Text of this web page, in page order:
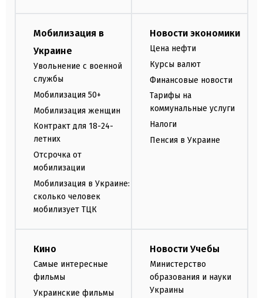
Мобилизация в
Украине
Увольнение с военной
службы
Мобилизация 50+
Мобилизация женщин
Контракт для 18-24-
летних
Отсрочка от
мобилизации
Мобилизация в Украине:
сколько человек
мобилизует ТЦК
Новости экономики
Цена нефти
Курсы валют
Финансовые новости
Тарифы на
коммунальные услуги
Налоги
Пенсия в Украине
Кино
Самые интересные
фильмы
Украинские фильмы
Новости Учебы
Министерство
образования и науки
Украины